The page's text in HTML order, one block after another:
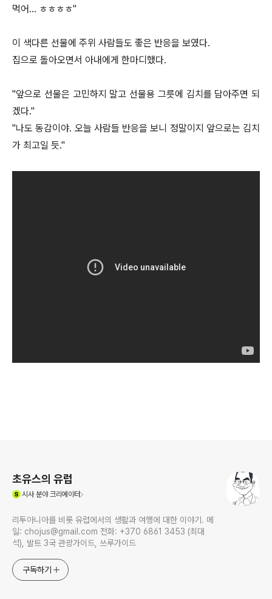
먹어... ㅎㅎㅎㅎ"
이 색다른 선물에 주위 사람들도 좋은 반응을 보였다.
집으로 돌아오면서 아내에게 한마디했다.
"앞으로 선물은 고민하지 말고 선물용 그릇에 김치를 담아주면 되
겠다."
"나도 동감이야. 오늘 사람들 반응을 보니 정말이지 앞으로는 김치
가 최고일 듯."
초유스의 유럽
시사분야 크리에이터
리투아니아를 비롯 유럽에서의 생활과 여행에 대한 이야기. 메
일: chojus@gmail.com 전화: +370 6861 3453 (최대
석), 발트 3국 관광가이드, 쓰루가이드
구독하기